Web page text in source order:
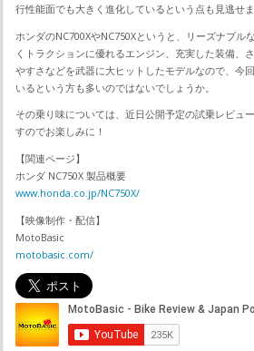
行性能面でも大きく進化しているという点も見逃せま
ホンダのNC700XやNC750Xというと、リーズナブル
くトラクションに優れるエンジン、充実した装備、
やすさなどを武器に大ヒットしたモデルなので、今
いるという方も多いのではないでしょうか。
その乗り味については、近日公開予定の試乗レビュ
すのでお楽しみに！
【関連ページ】
ホンダ NC750X 製品概要
www.honda.co.jp/NC750X/
【映像制作・配信】
MotoBasic
motobasic.com/